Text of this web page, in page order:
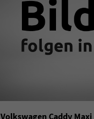
Volkswagen Caddy Maxi